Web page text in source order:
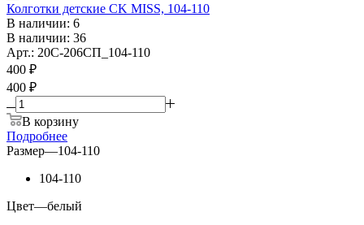
Колготки детские CK MISS, 104-110
В наличии: 6
В наличии: 36
Арт.: 20С-206СП_104-110
400 ₽
400 ₽
В корзину
Подробнее
Размер—104-110
104-110
Цвет—белый